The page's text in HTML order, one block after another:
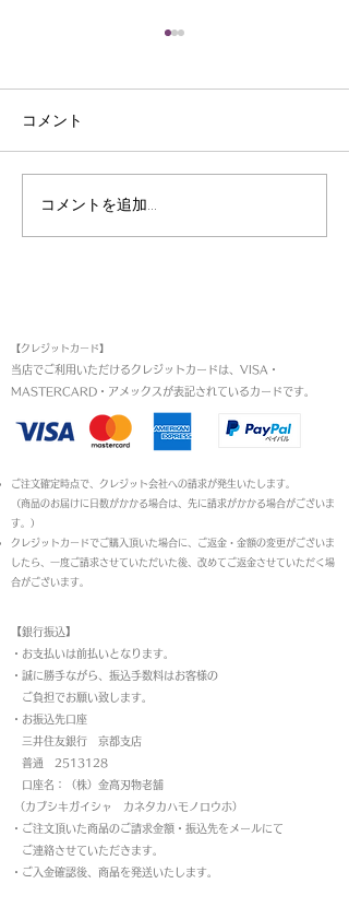
皮裁ち庖丁
コメント
コメントを追加…
【クレジットカード】
当店でご利用いただけるクレジットカードは、VISA・
MASTERCARD・アメックスが表記されているカードです。​
ご注文確定時点で、クレジット会社への請求が発生いたします。
（商品のお届けに日数がかかる場合は、先に請求がかかる場合がございま
す。）
クレジットカードでご購入頂いた場合に、ご返金・金額の変更がございま
したら、一度ご請求させていただいた後、改めてご返金させていただく場
合がございます。
【銀行振込】
・お支払いは前払いとなります。
・ 誠に勝手ながら、振込手数料はお客様の
ご負担でお願い致します。
・お振込先口座
三井住友銀行 京都支店
普通 2513128
口座名：（株）金高刃物老舗
（カブシキガイシャ カネタカハモノロウホ）
・ご注文頂いた商品のご請求金額・振込先をメールにて
ご連絡させていただきます。
・ご入金確認後、商品を発送いたします。